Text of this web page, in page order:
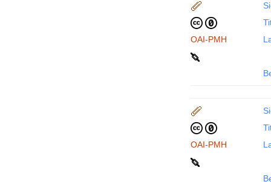
OAI-PMH
OAI-PMH